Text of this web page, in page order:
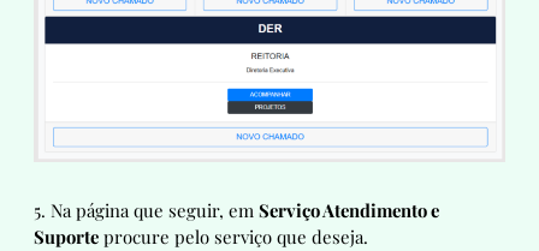
5. Na página que seguir, em Serviço Atendimento e
Suporte procure pelo serviço que deseja.